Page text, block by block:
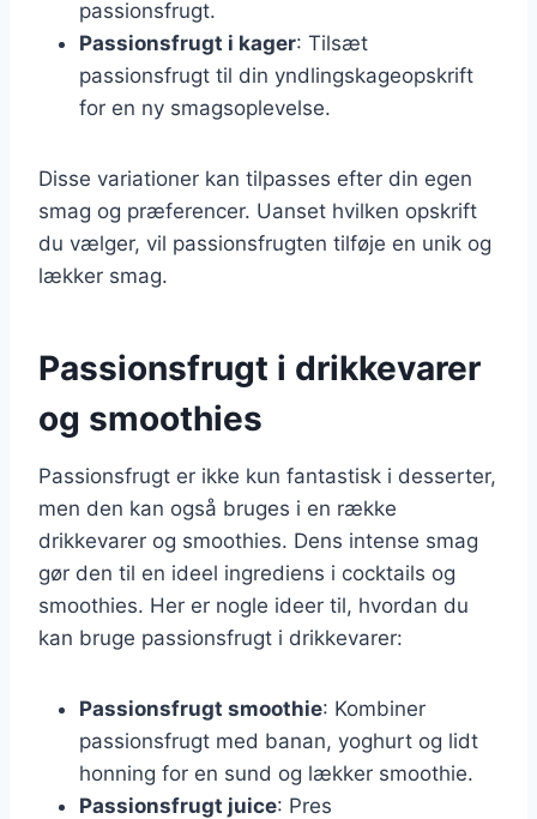
passionsfrugt.
Passionsfrugt i kager: Tilsæt
passionsfrugt til din yndlingskageopskrift
for en ny smagsoplevelse.
Disse variationer kan tilpasses efter din egen
smag og præferencer. Uanset hvilken opskrift
du vælger, vil passionsfrugten tilføje en unik og
lækker smag.
Passionsfrugt i drikkevarer
og smoothies
Passionsfrugt er ikke kun fantastisk i desserter,
men den kan også bruges i en række
drikkevarer og smoothies. Dens intense smag
gør den til en ideel ingrediens i cocktails og
smoothies. Her er nogle ideer til, hvordan du
kan bruge passionsfrugt i drikkevarer:
Passionsfrugt smoothie: Kombiner
passionsfrugt med banan, yoghurt og lidt
honning for en sund og lækker smoothie.
Passionsfrugt juice: Pres